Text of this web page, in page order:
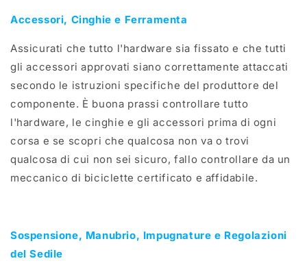
Accessori, Cinghie e Ferramenta
Assicurati che tutto l'hardware sia fissato e che tutti
gli accessori approvati siano correttamente attaccati
secondo le istruzioni specifiche del produttore del
componente. È buona prassi controllare tutto
l'hardware, le cinghie e gli accessori prima di ogni
corsa e se scopri che qualcosa non va o trovi
qualcosa di cui non sei sicuro, fallo controllare da un
meccanico di biciclette certificato e affidabile.
Sospensione, Manubrio, Impugnature e Regolazioni
del Sedile